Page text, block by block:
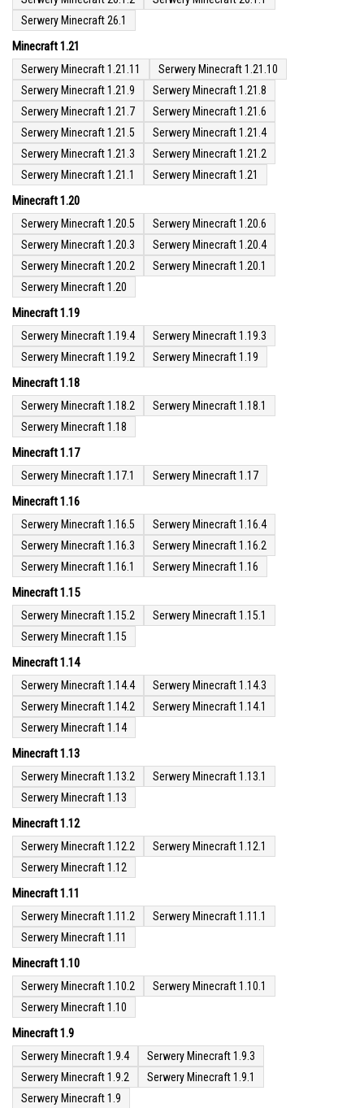
Serwery Minecraft 26.1
Minecraft 1.21
Serwery Minecraft 1.21.11
Serwery Minecraft 1.21.10
Serwery Minecraft 1.21.9
Serwery Minecraft 1.21.8
Serwery Minecraft 1.21.7
Serwery Minecraft 1.21.6
Serwery Minecraft 1.21.5
Serwery Minecraft 1.21.4
Serwery Minecraft 1.21.3
Serwery Minecraft 1.21.2
Serwery Minecraft 1.21.1
Serwery Minecraft 1.21
Minecraft 1.20
Serwery Minecraft 1.20.5
Serwery Minecraft 1.20.6
Serwery Minecraft 1.20.3
Serwery Minecraft 1.20.4
Serwery Minecraft 1.20.2
Serwery Minecraft 1.20.1
Serwery Minecraft 1.20
Minecraft 1.19
Serwery Minecraft 1.19.4
Serwery Minecraft 1.19.3
Serwery Minecraft 1.19.2
Serwery Minecraft 1.19
Minecraft 1.18
Serwery Minecraft 1.18.2
Serwery Minecraft 1.18.1
Serwery Minecraft 1.18
Minecraft 1.17
Serwery Minecraft 1.17.1 Serwery Minecraft 1.17
Minecraft 1.16
Serwery Minecraft 1.16.5
Serwery Minecraft 1.16.4
Serwery Minecraft 1.16.3
Serwery Minecraft 1.16.2
Serwery Minecraft 1.16.1
Serwery Minecraft 1.16
Minecraft 1.15
Serwery Minecraft 1.15.2
Serwery Minecraft 1.15.1
Serwery Minecraft 1.15
Minecraft 1.14
Serwery Minecraft 1.14.4
Serwery Minecraft 1.14.3
Serwery Minecraft 1.14.2
Serwery Minecraft 1.14.1
Serwery Minecraft 1.14
Minecraft 1.13
Serwery Minecraft 1.13.2
Serwery Minecraft 1.13.1
Serwery Minecraft 1.13
Minecraft 1.12
Serwery Minecraft 1.12.2
Serwery Minecraft 1.12.1
Serwery Minecraft 1.12
Minecraft 1.11
Serwery Minecraft 1.11.2
Serwery Minecraft 1.11.1
Serwery Minecraft 1.11
Minecraft 1.10
Serwery Minecraft 1.10.2
Serwery Minecraft 1.10.1
Serwery Minecraft 1.10
Minecraft 1.9
Serwery Minecraft 1.9.4
Serwery Minecraft 1.9.3
Serwery Minecraft 1.9.2
Serwery Minecraft 1.9.1
Serwery Minecraft 1.9